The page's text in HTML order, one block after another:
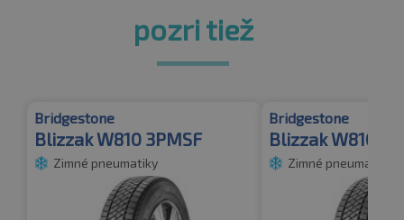
pozri tiež
Bridgestone
Blizzak W810 3PMSF
Zimné pneumatiky
Bridgestone
Blizzak W810
Zimné pneumatiky